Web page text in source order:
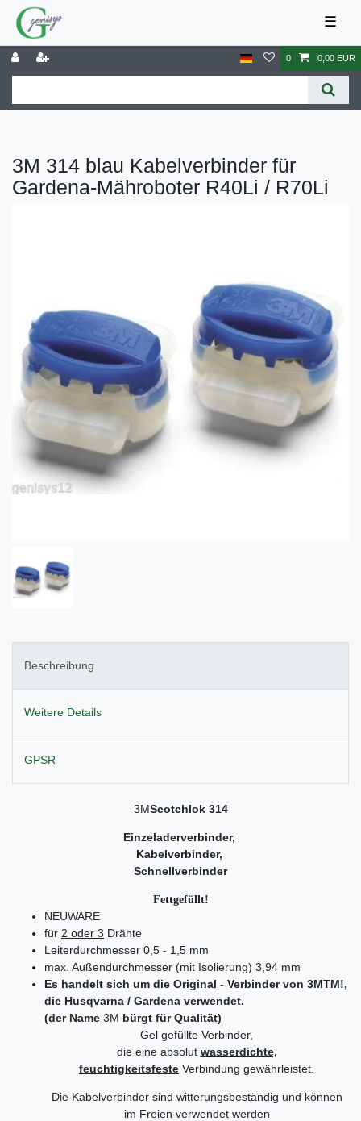
☰
0 0,00 EUR
3M 314 blau Kabelverbinder für
Gardena-Mähroboter R40Li / R70Li
Beschreibung
Weitere Details
GPSR
3MScotchlok 314
Einzeladerverbinder,
Kabelverbinder,
Schnellverbinder
Fettgefüllt!
NEUWARE
für 2 oder 3 Drähte
Leiterdurchmesser 0,5 - 1,5 mm
max. Außendurchmesser (mit Isolierung) 3,94 mm
Es handelt sich um die Original - Verbinder von 3MTM!,
die Husqvarna / Gardena verwendet.
(der Name 3M bürgt für Qualität)
Gel gefüllte Verbinder,
die eine absolut wasserdichte,
feuchtigkeitsfeste Verbindung gewährleistet.
Die Kabelverbinder sind witterungsbeständig und können
im Freien verwendet werden